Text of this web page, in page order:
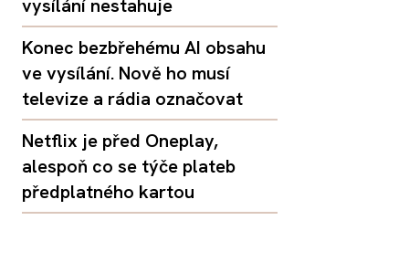
vysílání nestahuje
Konec bezbřehému AI obsahu
ve vysílání. Nově ho musí
televize a rádia označovat
Netflix je před Oneplay,
alespoň co se týče plateb
předplatného kartou